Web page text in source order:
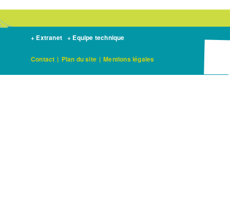
+ Extranet + Equipe technique
Contact | Plan du site | Mentions légales